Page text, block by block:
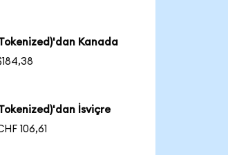
Kanada
İsviçre
106,61